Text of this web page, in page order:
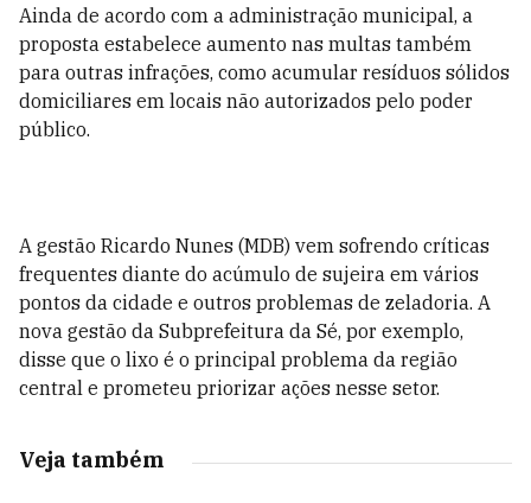
Ainda de acordo com a administração municipal, a
proposta estabelece aumento nas multas também
para outras infrações, como acumular resíduos sólidos
domiciliares em locais não autorizados pelo poder
público.
A gestão Ricardo Nunes (MDB) vem sofrendo críticas
frequentes diante do acúmulo de sujeira em vários
pontos da cidade e outros problemas de zeladoria. A
nova gestão da Subprefeitura da Sé, por exemplo,
disse que o lixo é o principal problema da região
central e prometeu priorizar ações nesse setor.
Veja também